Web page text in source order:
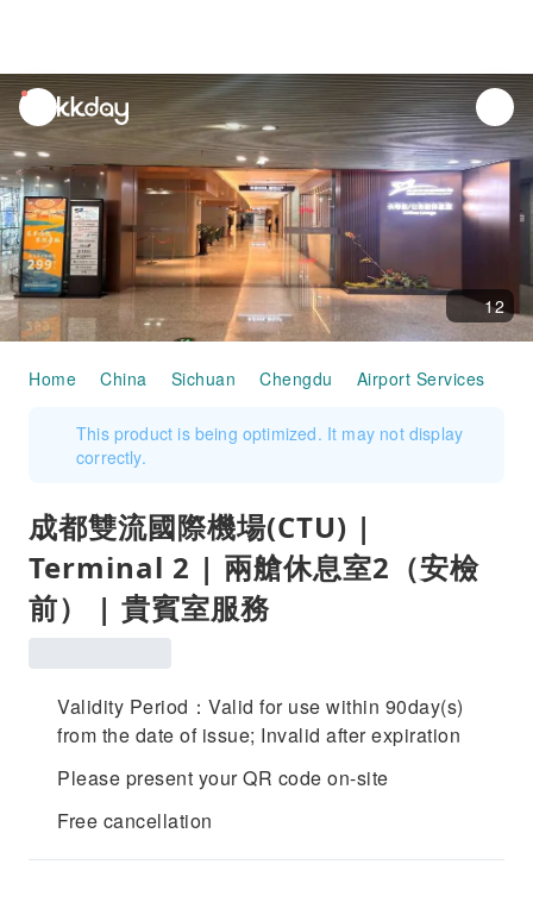
unread
notifications
12
Home China Sichuan Chengdu Airport Services
This product is being optimized. It may not display
correctly.
成都雙流國際機場(CTU) |
Terminal 2 | 兩艙休息室2（安檢
前） | 貴賓室服務
Validity Period：Valid for use within 90day(s)
from the date of issue; Invalid after expiration
Please present your QR code on-site
Free cancellation